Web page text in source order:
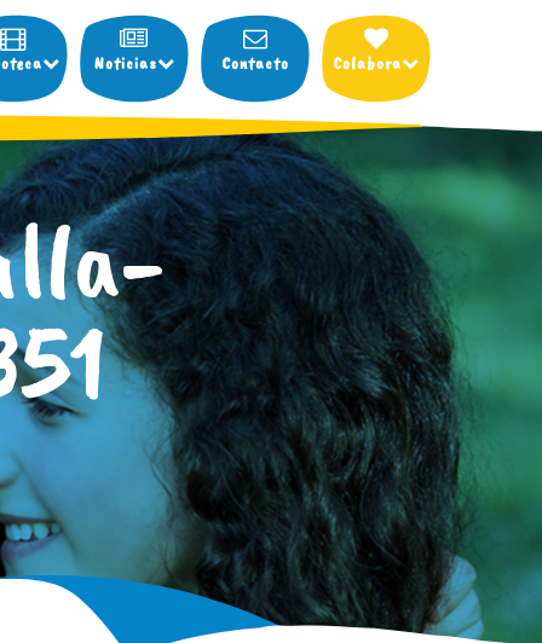
Noticias Contacto Colabora